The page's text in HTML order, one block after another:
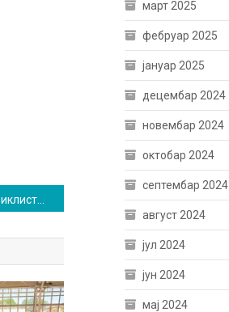
Сокобањски бициклисти на овогодишњем „Чикер” маратону
март 2025
фебруар 2025
јануар 2025
децембар 2024
новембар 2024
октобар 2024
септембар 2024
август 2024
јул 2024
јун 2024
мај 2024